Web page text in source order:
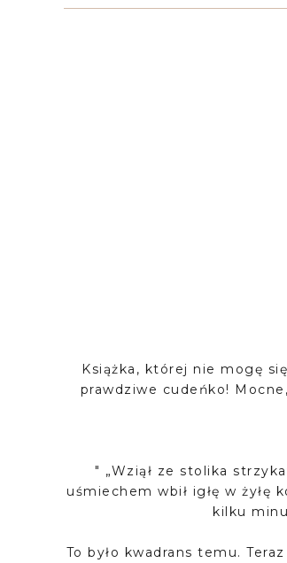
Książka, której nie mogę
prawdziwe cudeńko!
" „Wziął ze stolika
uśmiechem wbił igłę w żyłę
kilku
To było kwadrans temu.